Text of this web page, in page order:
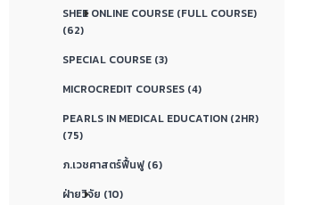
SHEE ONLINE COURSE (FULL COURSE)
(62)
SPECIAL COURSE (3)
MICROCREDIT COURSES (4)
PEARLS IN MEDICAL EDUCATION (2HR)
(75)
ภ.เวชศาสตร์ฟื้นฟู (6)
ฝ่ายวิจัย (10)